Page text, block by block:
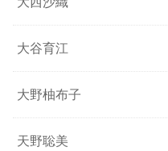
大谷育江
大野柚布子
天野聡美